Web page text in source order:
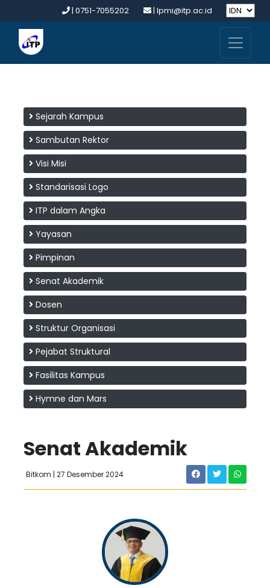
| 0751-7055202 | lpmi@itp.ac.id
Sejarah Kampus
Sambutan Rektor
Visi Misi
Standarisasi Logo
ITP dalam Angka
Yayasan
Pimpinan
Senat Akademik
Dosen
Struktur Organisasi
Pejabat Struktural
Fasilitas Kampus
Hymne dan Mars
Senat Akademik
Bitkom | 27 Desember 2024